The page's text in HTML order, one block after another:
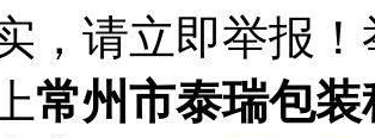
，请立即举报
常州市泰瑞包